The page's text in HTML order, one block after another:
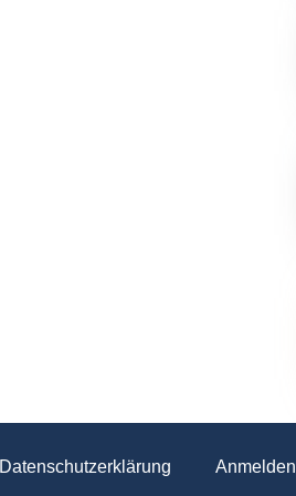
Datenschutzerklärung Anmelden